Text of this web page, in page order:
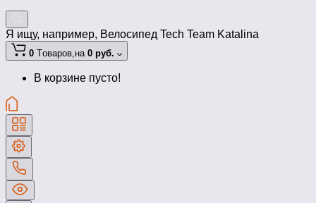
Я ищу, например, Велосипед Tech Team Katalina
0 Tоваров,на 0 руб.
В корзине пусто!